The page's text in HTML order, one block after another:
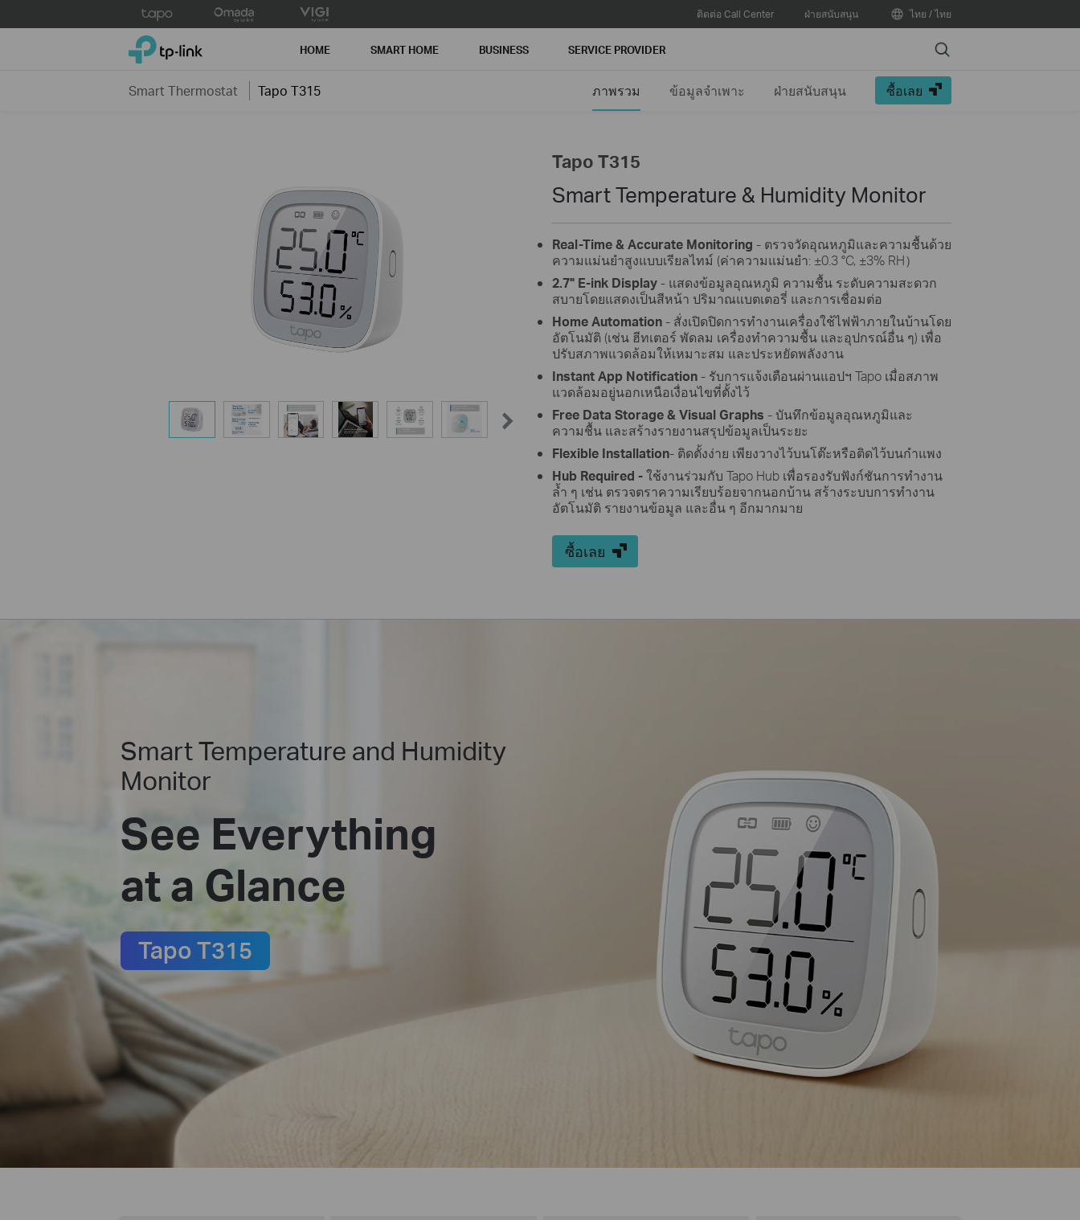
to
ติดต่อ Call Center ฝ่ายสนับสนุน ไทย / ไทย
TP-Link, Reliably Smart HOME SMART HOME BUSINESS SERVICE PROVIDER Search
Smart Thermostat Tapo T315 ภาพรวม ข้อมูลจำเพาะ ฝ่ายสนับสนุน ซื้อเลย
Tapo T315
Smart Temperature & Humidity Monitor
Real-Time & Accurate Monitoring - ตรวจวัดอุณหภูมิและความชื้นด้วย
ความแม่นยำสูงแบบเรียลไทม์ (ค่าความแม่นยำ: ±0.3 °C, ±3% RH）
2.7" E-ink Display - แสดงข้อมูลอุณหภูมิ ความชื้น ระดับความสะดวก
สบายโดยแสดงเป็นสีหน้า ปริมาณแบตเตอรี่ และการเชื่อมต่อ
Home Automation - สั่งเปิดปิดการทำงานเครื่องใช้ไฟฟ้าภายในบ้านโดย
อัตโนมัติ (เช่น ฮีทเตอร์ พัดลม เครื่องทำความชื้น และอุปกรณ์อื่น ๆ) เพื่อ
ปรับสภาพแวดล้อมให้เหมาะสม และประหยัดพลังงาน
Instant App Notification - รับการแจ้งเตือนผ่านแอปฯ Tapo เมื่อสภาพ
แวดล้อมอยู่นอกเหนือเงื่อนไขที่ตั้งไว้
Free Data Storage & Visual Graphs - บันทึกข้อมูลอุณหภูมิและ
ความชื้น และสร้างรายงานสรุปข้อมูลเป็นระยะ
Flexible Installation- ติดตั้งง่าย เพียงวางไว้บนโต๊ะหรือติดไว้บนกำแพง
Hub Required -ใช้งานร่วมกับ Tapo Hub เพื่อรองรับฟังก์ชันการทำงาน
ล้ำ ๆ เช่น ตรวจตราความเรียบร้อยจากนอกบ้าน สร้างระบบการทำงาน
อัตโนมัติ รายงานข้อมูล และอื่น ๆ อีกมากมาย
ซื้อเลย
Smart Temperature and Humidity
Monitor
See Everything
at a Glance
Tapo T315